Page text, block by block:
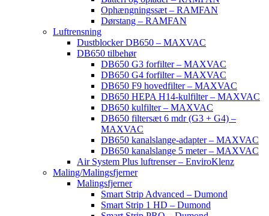
Ophængningssæt – RAMFAN
Dørstang – RAMFAN
Luftrensning
Dustblocker DB650 – MAXVAC
DB650 tilbehør
DB650 G3 forfilter – MAXVAC
DB650 G4 forfilter – MAXVAC
DB650 F9 hovedfilter – MAXVAC
DB650 HEPA H14-kulfilter – MAXVAC
DB650 kulfilter – MAXVAC
DB650 filtersæt 6 mdr (G3 + G4) –
MAXVAC
DB650 kanalslange-adapter – MAXVAC
DB650 kanalslange 5 meter – MAXVAC
Air System Plus luftrenser – EnviroKlenz
Maling/Malingsfjerner
Malingsfjerner
Smart Strip Advanced – Dumond
Smart Strip 1 HD – Dumond